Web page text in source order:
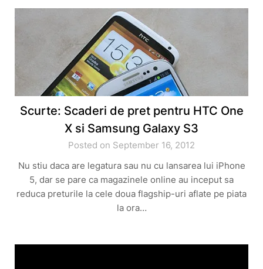
Scurte: Scaderi de pret pentru HTC One
X si Samsung Galaxy S3
Posted on September 16, 2012
Nu stiu daca are legatura sau nu cu lansarea lui iPhone
5, dar se pare ca magazinele online au inceput sa
reduca preturile la cele doua flagship-uri aflate pe piata
la ora…